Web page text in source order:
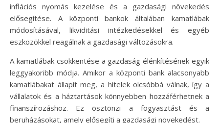
inflációs nyomás kezelése és a gazdasági növekedés
elősegítése. A központi bankok általában kamatlábak
módosításával, likviditási intézkedésekkel és egyéb
eszközökkel reagálnak a gazdasági változásokra.
A kamatlábak csökkentése a gazdaság élénkítésének egyik
leggyakoribb módja. Amikor a központi bank alacsonyabb
kamatlábakat állapít meg, a hitelek olcsóbbá válnak, így a
vállalatok és a háztartások könnyebben hozzáférhetnek a
finanszírozáshoz. Ez ösztönzi a fogyasztást és a
beruházásokat, amely elősegíti a gazdasági növekedést.